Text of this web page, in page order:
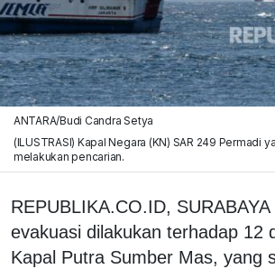
ANTARA/Budi Candra Setya
(ILUSTRASI) Kapal Negara (KN) SAR 249 Permadi
melakukan pencarian.
REPUBLIKA.CO.ID,
evakuasi dilakukan terhadap 12
Kapal Putra Sumber Mas, yang